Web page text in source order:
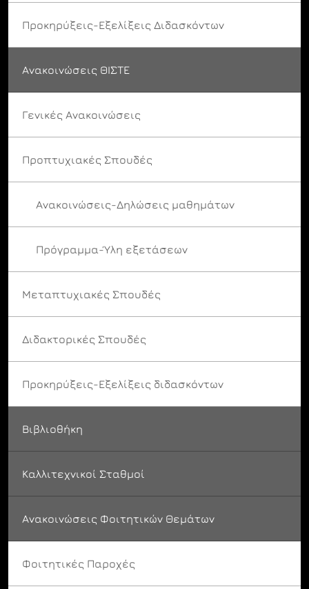
Προκηρύξεις-Εξελίξεις Διδασκόντων
Ανακοινώσεις ΘΙΣΤΕ
Γενικές Ανακοινώσεις
Προπτυχιακές Σπουδές
Ανακοινώσεις-Δηλώσεις μαθημάτων
Πρόγραμμα-Ύλη εξετάσεων
Μεταπτυχιακές Σπουδές
Διδακτορικές Σπουδές
Προκηρύξεις-Εξελίξεις διδασκόντων
Βιβλιοθήκη
Καλλιτεχνικοί Σταθμοί
Ανακοινώσεις Φοιτητικών Θεμάτων
Φοιτητικές Παροχές